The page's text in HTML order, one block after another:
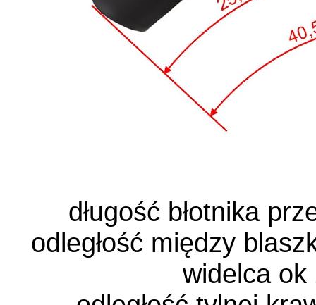
długość błotnika
odległość między
widelca ok